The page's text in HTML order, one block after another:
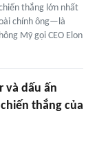
thắng lớn nhất
chính ông—là
Mỹ gọi CEO Elon
và dấu ấn
thắng của